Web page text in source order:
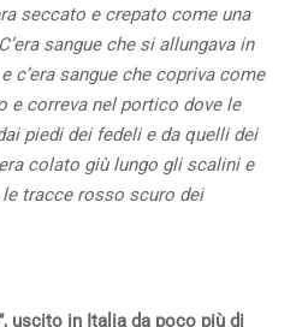
seccato e crepato come una
sangue che si allungava in
c’era sangue che copriva come
e correva nel portico dove le
piedi dei fedeli e da quelli dei
colato giù lungo gli scalini e
tracce rosso scuro dei
uscito in Italia da poco più di